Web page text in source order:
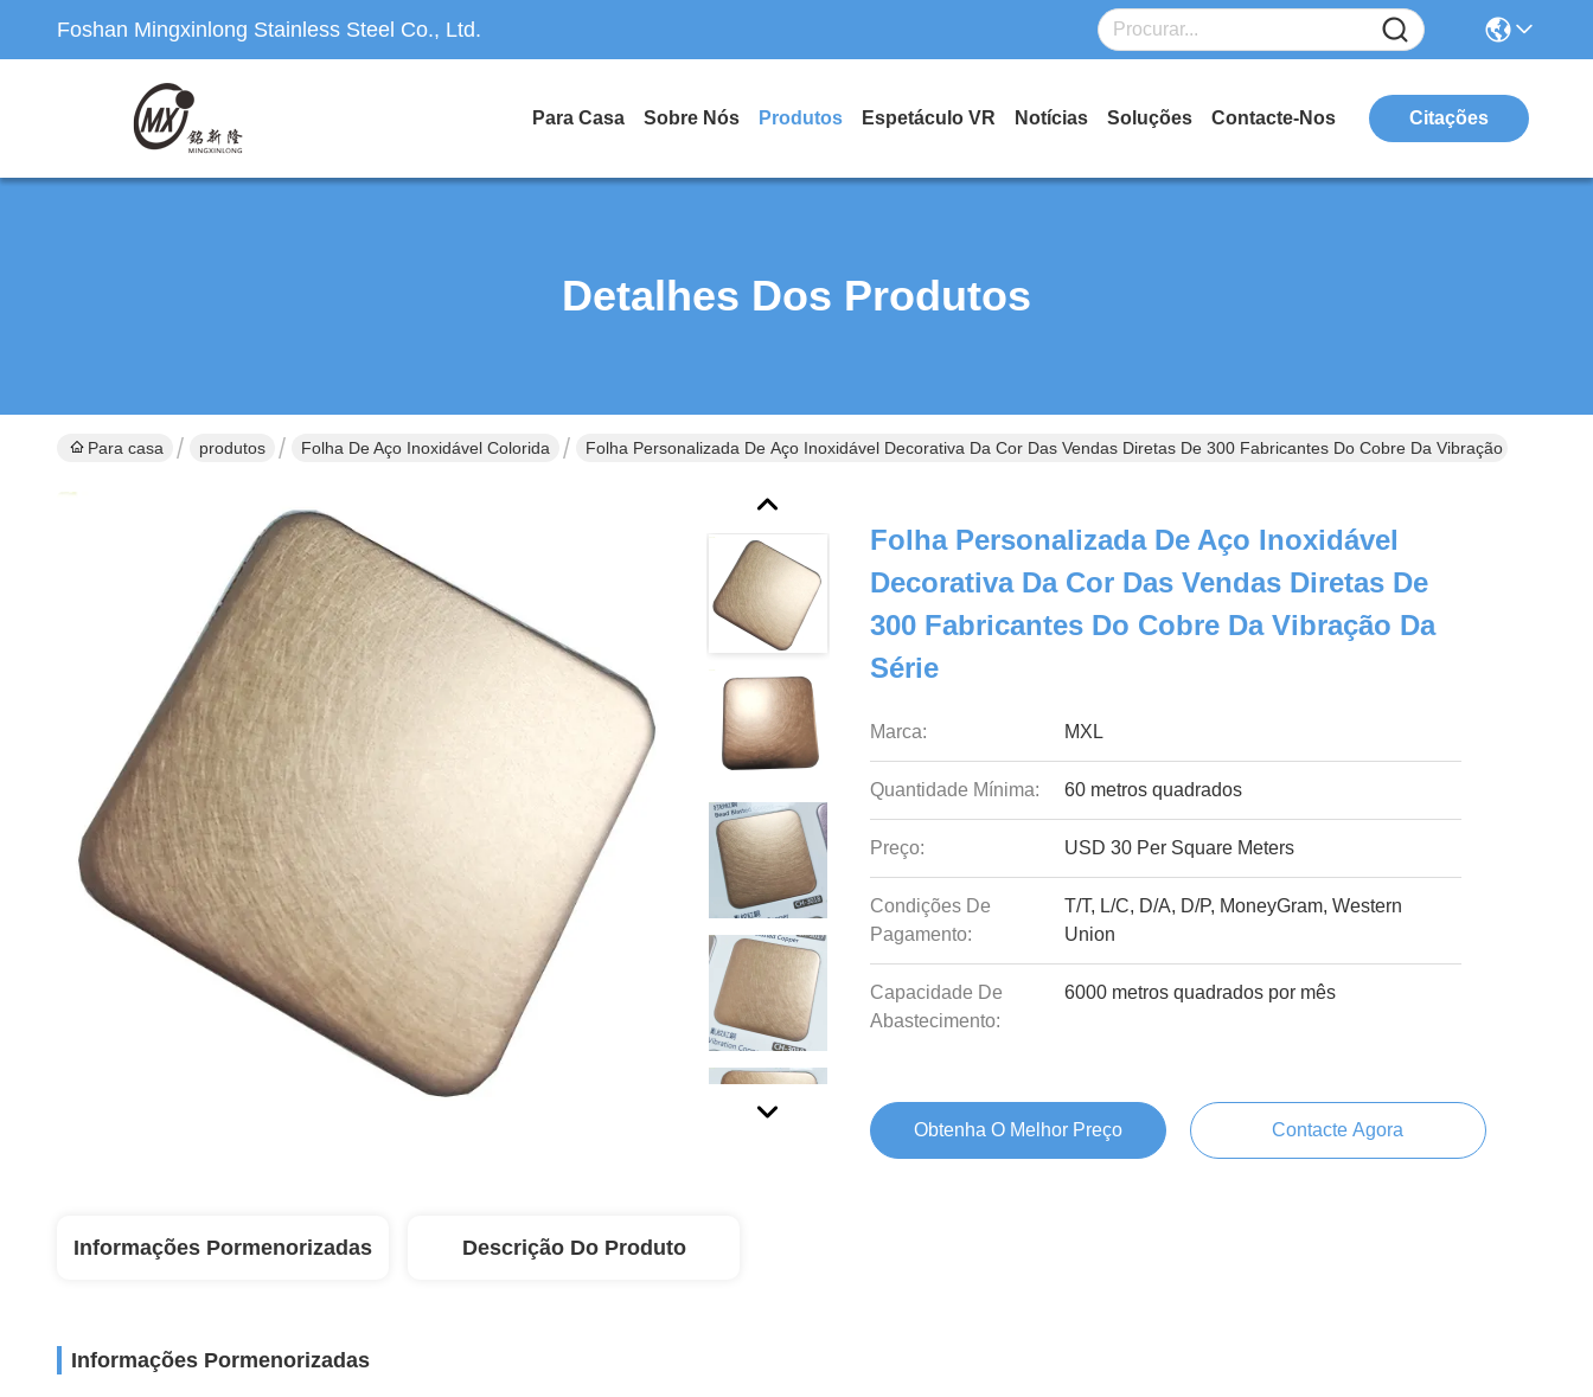
Foshan Mingxinlong Stainless Steel Co., Ltd.
Para Casa Sobre Nós Produtos Espetáculo VR Notícias Soluções Contacte-Nos Citações
Detalhes Dos Produtos
Para casa produtos Folha De Aço Inoxidável Colorida Folha Personalizada De Aço Inoxidável Decorativa Da Cor Das Vendas Diretas De 300 Fabricantes Do Cobre Da Vibração Da Série
Folha Personalizada De Aço Inoxidável
Decorativa Da Cor Das Vendas Diretas De
300 Fabricantes Do Cobre Da Vibração Da
Série
Marca: MXL
Quantidade Mínima: 60 metros quadrados
Preço: USD 30 Per Square Meters
Condições De
Pagamento:
T/T, L/C, D/A, D/P, MoneyGram, Western
Union
Capacidade De
Abastecimento:
6000 metros quadrados por mês
Obtenha O Melhor Preço Contacte Agora
Informações Pormenorizadas Descrição Do Produto
Informações Pormenorizadas